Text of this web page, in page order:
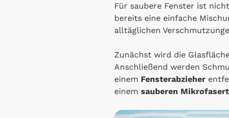
Für saubere Fenster ist
bereits eine einfache
alltäglichen
Zunächst wird die
Anschließend werden
einem Fensterabzieher
einem sauberen